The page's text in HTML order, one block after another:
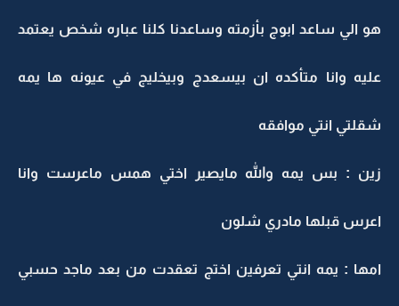
هو الي ساعد ابوج بأزمته وساعدنا كلنا عباره شخص يعتمد
عليه وانا متأكده ان بيسعدج وبيخليج في عيونه ها يمه
شقلتي انتي موافقه
زين : بس يمه والله مايصير اختي همس ماعرست وانا
اعرس قبلها مادري شلون
امها : يمه انتي تعرفين اختج تعقدت من بعد ماجد حسبي